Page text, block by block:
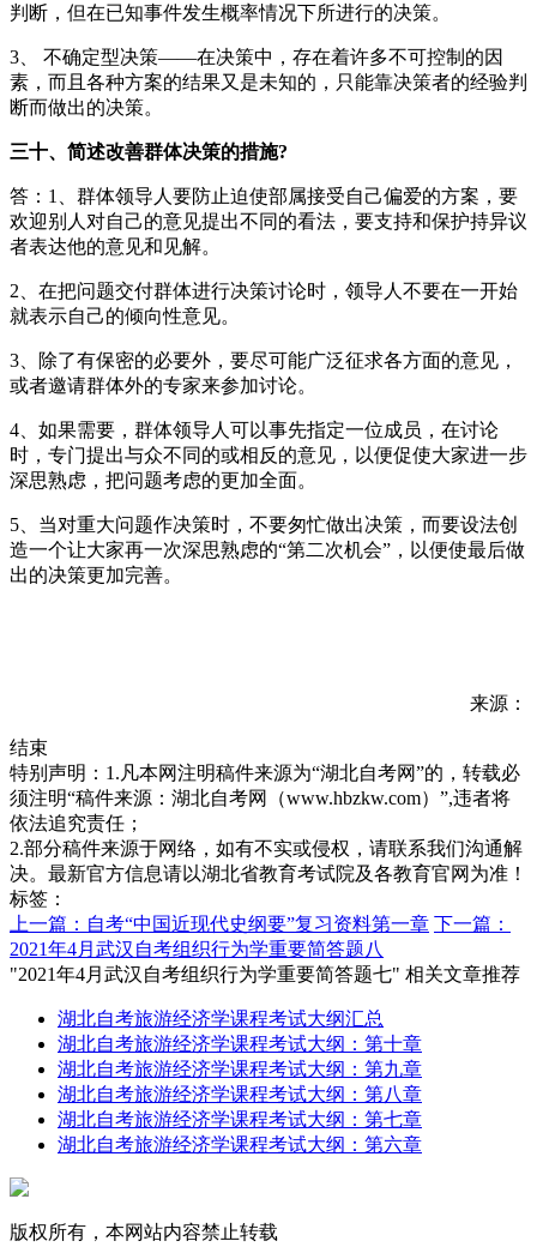
判断，但在已知事件发生概率情况下所进行的决策。
3、 不确定型决策——在决策中，存在着许多不可控制的因
素，而且各种方案的结果又是未知的，只能靠决策者的经验判
断而做出的决策。
三十、简述改善群体决策的措施?
答：1、群体领导人要防止迫使部属接受自己偏爱的方案，要
欢迎别人对自己的意见提出不同的看法，要支持和保护持异议
者表达他的意见和见解。
2、在把问题交付群体进行决策讨论时，领导人不要在一开始
就表示自己的倾向性意见。
3、除了有保密的必要外，要尽可能广泛征求各方面的意见，
或者邀请群体外的专家来参加讨论。
4、如果需要，群体领导人可以事先指定一位成员，在讨论
时，专门提出与众不同的或相反的意见，以便促使大家进一步
深思熟虑，把问题考虑的更加全面。
5、当对重大问题作决策时，不要匆忙做出决策，而要设法创
造一个让大家再一次深思熟虑的“第二次机会”，以便使最后做
出的决策更加完善。
来源：
结束
特别声明：1.凡本网注明稿件来源为“湖北自考网”的，转载必
须注明“稿件来源：湖北自考网（www.hbzkw.com）”,违者将
依法追究责任；
2.部分稿件来源于网络，如有不实或侵权，请联系我们沟通解
决。最新官方信息请以湖北省教育考试院及各教育官网为准！
标签：
上一篇：自考“中国近现代史纲要”复习资料第一章 下一篇：
2021年4月武汉自考组织行为学重要简答题八
"2021年4月武汉自考组织行为学重要简答题七" 相关文章推荐
湖北自考旅游经济学课程考试大纲汇总
湖北自考旅游经济学课程考试大纲：第十章
湖北自考旅游经济学课程考试大纲：第九章
湖北自考旅游经济学课程考试大纲：第八章
湖北自考旅游经济学课程考试大纲：第七章
湖北自考旅游经济学课程考试大纲：第六章
版权所有，本网站内容禁止转载